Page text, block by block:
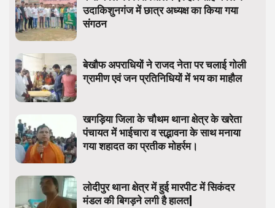
उदाकिशुनगंज में छात्र अध्यक्ष का किया गया
संगठन
बेखौफ अपराधियों ने राजद नेता पर चलाई गोली
ग्रामीण एवं जन प्रतिनिधियों में भय का माहौल
खगड़िया जिला के चौथम थाना क्षेत्र के खरेता
पंचायत में भाईचारा व सद्भावना के साथ मनाया
गया शहादत का प्रतीक मोहर्रम।
लोदीपुर थाना क्षेत्र में हुई मारपीट में सिकंदर
मंडल की बिगड़ने लगी है हालत|